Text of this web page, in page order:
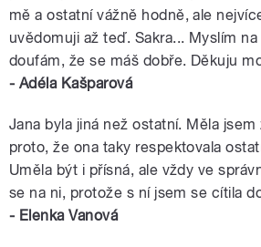
mě a ostatní vážně hodně, ale
uvědomuji až teď. Sakra... Myslím
doufám, že se máš dobře. Děkuju
- Adéla Kašparová
Jana byla jiná než ostatní. Měla
proto, že ona taky respektovala
Uměla být i přísná, ale vždy ve
se na ni, protože s ní jsem se cítila
- Elenka Vanová